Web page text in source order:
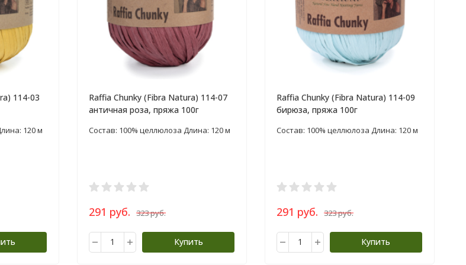
114-03
120 м
Raffia Chunky (Fibra Natura) 114-07
античная роза, пряжа 100г
Состав: 100% целлюлоза Длина: 120 м
291 руб. 323 руб.
Купить
Raffia Chunky (Fibra Natura) 114-09
бирюза, пряжа 100г
Состав: 100% целлюлоза Длина: 120 м
291 руб. 323 руб.
Купить